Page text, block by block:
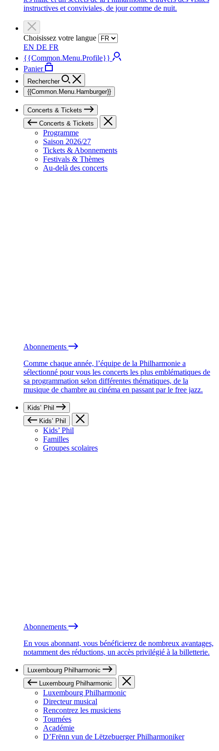
instructives et conviviales, de jour comme de nuit.
Choisissez votre langue
EN DE FR
{{Common.Menu.Profile}}
Panier
Rechercher
{{Common.Menu.Hamburger}}
Concerts & Tickets
Concerts & Tickets
Programme
Saison 2026/27
Tickets & Abonnements
Festivals & Thèmes
Au-delà des concerts
Abonnements
Comme chaque année, l’équipe de la Philharmonie a
sélectionné pour vous les concerts les plus emblématiques de
sa programmation selon différentes thématiques, de la
musique de chambre au cinéma en passant par le free jazz.
Kids’ Phil
Kids’ Phil
Kids’ Phil
Familles
Groupes scolaires
Abonnements
En vous abonnant, vous bénéficierez de nombreux avantages,
notamment des réductions, un accès privilégié à la billetterie.
Luxembourg Philharmonic
Luxembourg Philharmonic
Luxembourg Philharmonic
Directeur musical
Rencontrez les musiciens
Tournées
Académie
D’Frënn vun de Lëtzebuerger Philharmoniker